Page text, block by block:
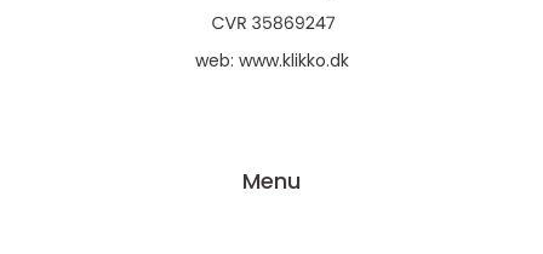
web: www.klikko.dk
Menu